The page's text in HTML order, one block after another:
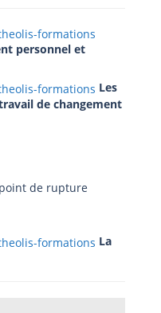
personnel et
Les
de changement
de rupture
La